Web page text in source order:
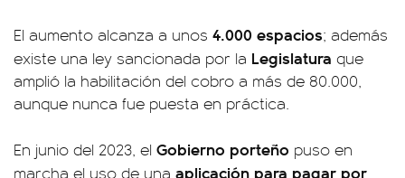
El aumento alcanza a unos 4.000 espacios; además
existe una ley sancionada por la Legislatura que
amplió la habilitación del cobro a más de 80.000,
aunque nunca fue puesta en práctica.
En junio del 2023, el Gobierno porteño puso en
marcha el uso de una aplicación para pagar por